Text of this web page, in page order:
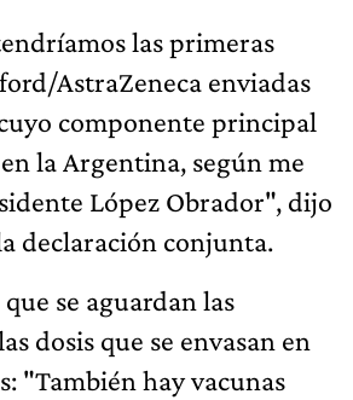
las primeras
AstraZeneca enviadas
componente principal
la Argentina, según me
López Obrador", dijo
declaración conjunta.
se aguardan las
dosis que se envasan en
"También hay vacunas